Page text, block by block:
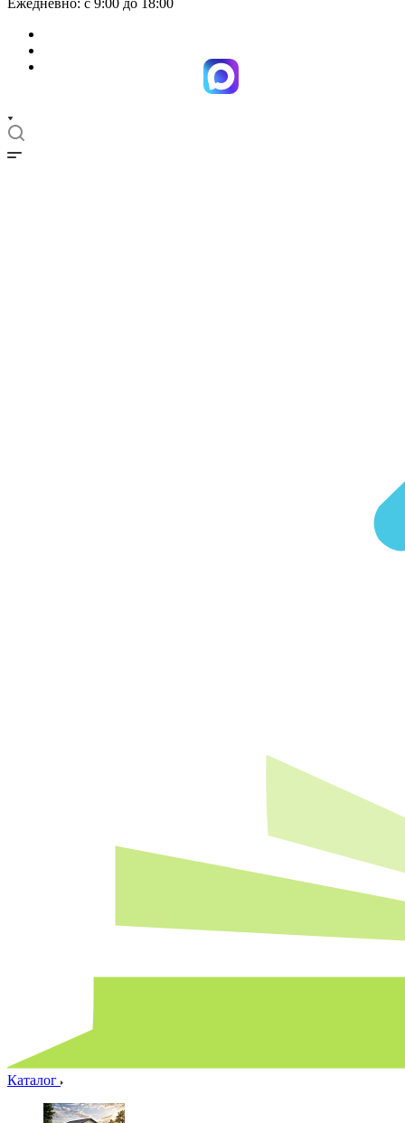
Ежедневно: с 9:00 до 18:00
Каталог